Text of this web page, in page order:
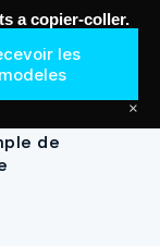
de
a copier-coller.
les
modeles
×